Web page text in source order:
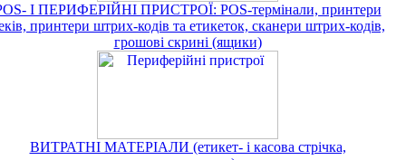
І ПЕРИФЕРІЙНІ ПРИСТРОЇ: POS-термінали, принтери
принтери штрих-кодів та етикеток, сканери штрих-кодів,
грошові скрині (ящики)
ВИТРАТНІ МАТЕРІАЛИ (етикет- і касова стрічка,